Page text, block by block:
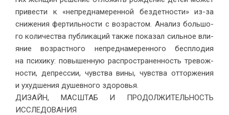
при­ве­сти к «непред­на­ме­рен­ной без­дет­но­сти» из-за
сни­же­ния фер­тиль­но­сти с воз­рас­том. Ана­лиз боль­шо­
го ко­ли­че­ства пуб­ли­ка­ций так­же по­ка­зал силь­ное вли­
я­ние воз­раст­но­го непред­на­ме­рен­но­го бес­пло­дия
на пси­хи­ку: по­вы­шен­ную рас­про­стра­нен­ность тре­вож­
но­сти, де­прес­сии, чув­ства вины, чув­ства от­тор­же­ния
и ухуд­ше­ния ду­шев­но­го здо­ро­вья.
ДИЗАЙН, МАСШТАБ И ПРОДОЛЖИТЕЛЬНОСТЬ
ИССЛЕДОВАНИЯ